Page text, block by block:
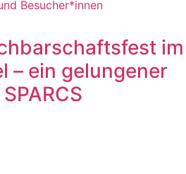
im
– ein gelungener